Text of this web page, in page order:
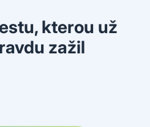
kterou už
zažil